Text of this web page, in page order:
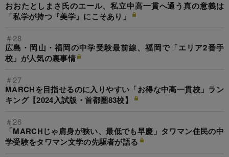
おおたとしまさ氏のエール、私立中高一貫へ通う真の意義は
「私学が持つ『美学』にこそあり」
＃28
広島・岡山・福岡の中学受験最前線、福岡で「エリア2番手
校」が人気の裏事情
＃27
MARCHを目指せるのに入りやすい「お得な中高一貫校」ラン
キング【2024入試版・首都圏83校】
＃26
「MARCHじゃ肩身が狭い、最低でも早慶」タワマン住民の中
学受験をタワマン文学の先駆者が語る